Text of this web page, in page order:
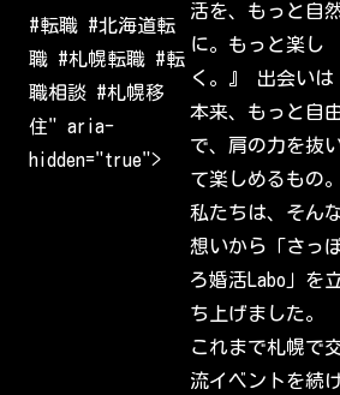
g
a
W
l
o
b
a
c
k
t
o
I
n
t
a
g
#転職 #北海道転
職 #札幌転職 #転
職相談 #札幌移
住" aria-
hidden="true">
活を、もっと自
に。もっと楽し
く。』 出会いは
本来、もっと自
で、肩の力を抜
て楽しめるもの。
私たちは、そん
想いから「さっ
ろ婚活Labo」を
ち上げました。
これまで札幌で
流イベントを続